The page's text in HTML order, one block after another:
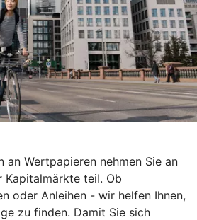
an Wertpapieren nehmen Sie an
Kapitalmärkte teil. Ob
oder Anleihen - wir helfen Ihnen,
zu finden. Damit Sie sich